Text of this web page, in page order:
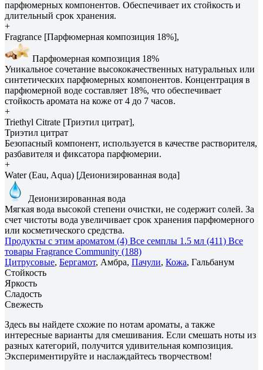
парфюмерных компонентов. Обеспечивает их стойкость и
длительный срок хранения.
+
Fragrance [Парфюмерная композиция 18%],
Парфюмерная композиция 18%
Уникальное сочетание высококачественных натуральных или
синтетических парфюмерных компонентов. Концентрация в
парфюмерной воде составляет 18%, что обеспечивает
стойкость аромата на коже от 4 до 7 часов.
+
Triethyl Citrate [Триэтил цитрат],
Триэтил цитрат
Безопасный компонент, используется в качестве растворителя,
разбавителя и фиксатора парфюмерии.
+
Water (Eau, Aqua) [Деионизированная вода]
Деионизированная вода
Мягкая вода высокой степени очистки, не содержит солей. За
счет чистоты вода увеличивает срок хранения парфюмерного
или косметического средства.
Продукты с этим ароматом (4) Все семплы 1.5 мл (411) Все
товары Fragrance Community (188)
Цитрусовые, Бергамот, Амбра, Пачули, Кожа, Гальбанум
Стойкость
Яркость
Сладость
Свежесть
Здесь вы найдете схожие по нотам ароматы, а также
интересные варианты для смешивания. Если смешать ноты из
разных категорий, получится удивительная композиция.
Экспериментируйте и наслаждайтесь творчеством!